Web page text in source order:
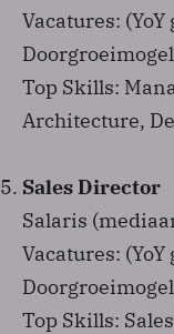
Vacatures:
Top Skills:
Architecture,
Sales Director
Salaris
Vacatures:
Top Skills: